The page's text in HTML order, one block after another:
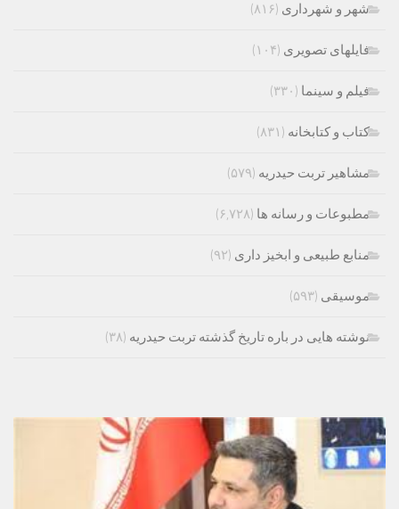
شهر و شهرداری (۸۱۶)
فایلهای تصویری (۱۰۴)
فیلم و سینما (۳۳۰)
کتاب و کتابخانه (۸۳۱)
مشاهیر تربت حیدریه (۵۷۹)
مطبوعات و رسانه ها (۶,۷۲۸)
منابع طبیعی و ابخیز داری (۹۲)
موسیقی (۵۹۳)
نوشته هایی در باره تاریخ گذشته تربت حیدریه (۳۸)